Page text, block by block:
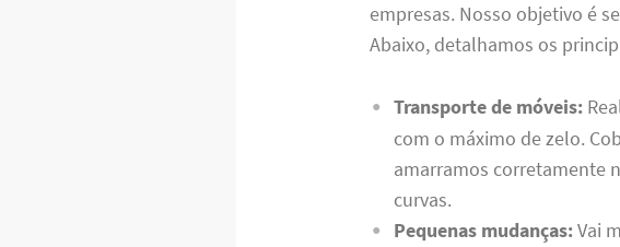
empresas. Nosso objetivo é
Abaixo, detalhamos os
Transporte de móveis:
com o máximo de zelo.
amarramos corretamente
curvas.
Pequenas mudanças:Vai